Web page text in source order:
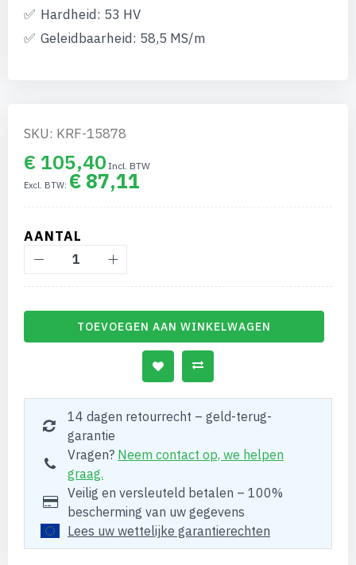
Hardheid: 53 HV
Geleidbaarheid: 58,5 MS/m
SKU: KRF-15878
€ 105,40
€ 87,11
AANTAL
TOEVOEGEN AAN WINKELWAGEN
14 dagen retourrecht – geld-terug-
garantie
Vragen? Neem contact op, we helpen
graag.
Veilig en versleuteld betalen – 100%
bescherming van uw gegevens
Lees uw wettelijke garantierechten